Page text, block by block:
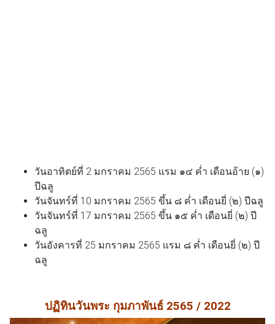
วันอาทิตย์ที่ 2 มกราคม 2565 แรม ๑๔ ค่ำ เดือนอ้าย (๑)
ปีฉลู
วันจันทร์ที่ 10 มกราคม 2565 ขึ้น ๘ ค่ำ เดือนยี่ (๒) ปีฉลู
วันจันทร์ที่ 17 มกราคม 2565 ขึ้น ๑๕ ค่ำ เดือนยี่ (๒) ปี
ฉลู
วันอังคารที่ 25 มกราคม 2565 แรม ๘ ค่ำ เดือนยี่ (๒) ปี
ฉลู
ปฏิทินวันพระ กุมภาพันธ์ 2565 / 2022